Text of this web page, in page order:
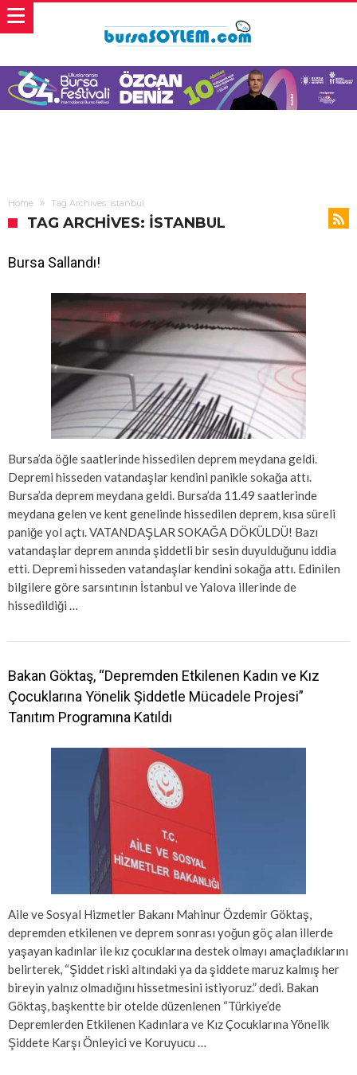
Home Tag Archives: istanbul
TAG ARCHIVES: ISTANBUL
Bursa Sallandı!
Bursa’da öğle saatlerinde hissedilen deprem meydana geldi.
Depremi hisseden vatandaşlar kendini panikle sokağa attı.
Bursa’da deprem meydana geldi. Bursa’da 11.49 saatlerinde
meydana gelen ve kent genelinde hissedilen deprem, kısa süreli
paniğe yol açtı. VATANDAŞLAR SOKAĞA DÖKÜLDÜ! Bazı
vatandaşlar deprem anında şiddetli bir sesin duyulduğunu iddia
etti. Depremi hisseden vatandaşlar kendini sokağa attı. Edinilen
bilgilere göre sarsıntının İstanbul ve Yalova illerinde de
hissedildiği …
Bakan Göktaş, “Depremden Etkilenen Kadın ve Kız
Çocuklarına Yönelik Şiddetle Mücadele Projesi”
Tanıtım Programına Katıldı
Aile ve Sosyal Hizmetler Bakanı Mahinur Özdemir Göktaş,
depremden etkilenen ve deprem sonrası yoğun göç alan illerde
yaşayan kadınlar ile kız çocuklarına destek olmayı amaçladıklarını
belirterek, “Şiddet riski altındaki ya da şiddete maruz kalmış her
bireyin yalnız olmadığını hissetmesini istiyoruz.” dedi. Bakan
Göktaş, başkentte bir otelde düzenlenen “Türkiye’de
Depremlerden Etkilenen Kadınlara ve Kız Çocuklarına Yönelik
Şiddete Karşı Önleyici ve Koruyucu …